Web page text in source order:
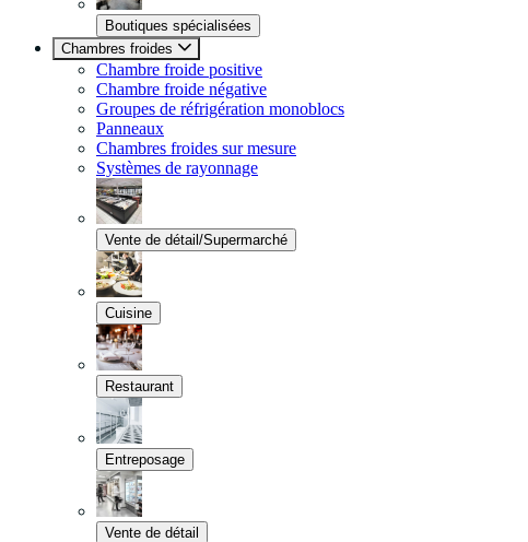
Boutiques spécialisées
Chambres froides
Chambre froide positive
Chambre froide négative
Groupes de réfrigération monoblocs
Panneaux
Chambres froides sur mesure
Systèmes de rayonnage
Vente de détail/Supermarché
Cuisine
Restaurant
Entreposage
Vente de détail